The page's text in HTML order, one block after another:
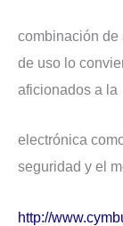
combinación de
de uso lo
aficionados a la
electrónica
seguridad y el
http://